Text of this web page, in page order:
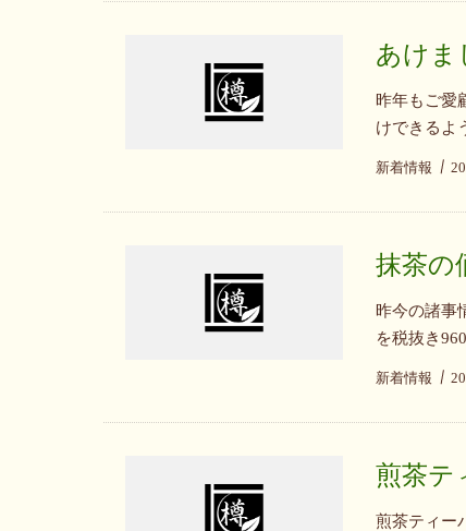
あけま
昨年もご愛
けできるよ
新着情報
抹茶の
昨今の諸事
を税抜き
新着情報
煎茶テ
煎茶ティー